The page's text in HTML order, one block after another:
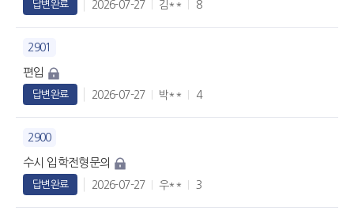
답변완료 2026-07-27 김** 8
2901
편입
답변완료 2026-07-27 박** 4
2900
수시 입학전형문의
답변완료 2026-07-27 우** 3